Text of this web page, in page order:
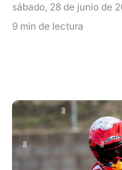
sábado, 28 de junio de
9 min de lectura